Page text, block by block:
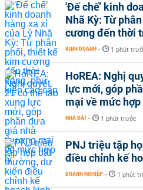
'Đế chế’ kinh
Nhã Kỳ: Từ
cương đến thời
KINH DOANH - 1 phút
HoREA: Nghị
lực mới, góp
mại về mức hợp
NHÀ ĐẤT - 1 phút trước
PNJ triệu tập
điều chỉnh kế
DOANH NGHIỆP - 1 phút